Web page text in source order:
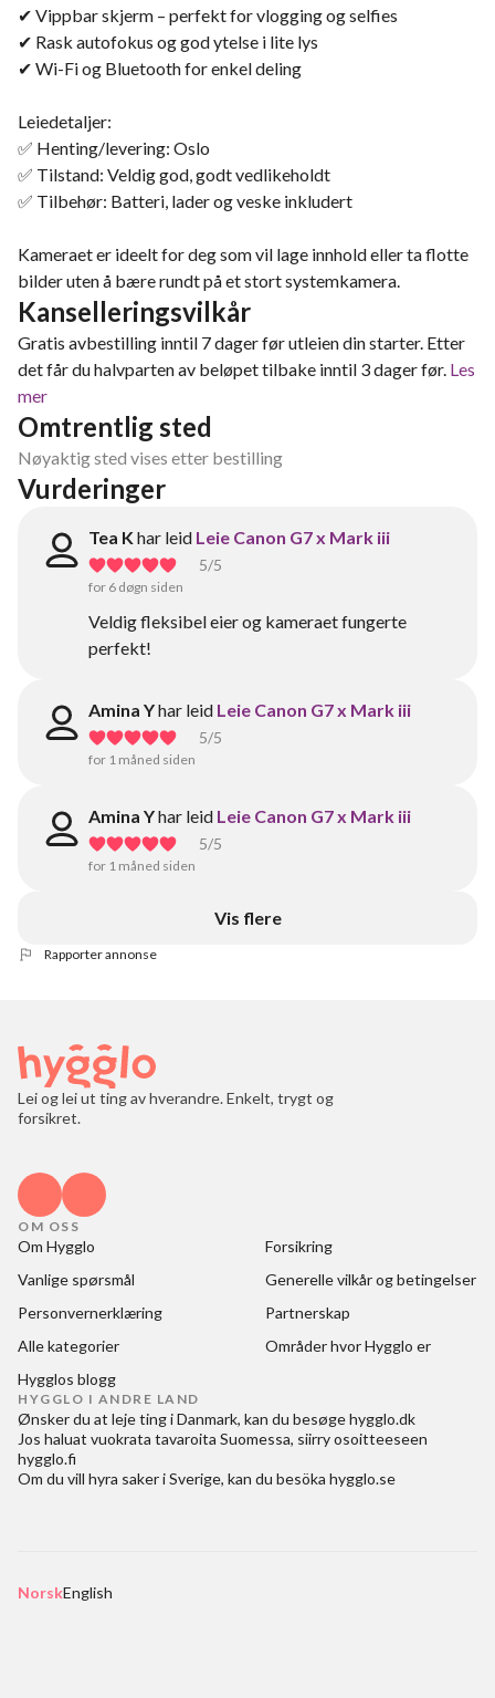
✔ Vippbar skjerm – perfekt for vlogging og selfies
✔ Rask autofokus og god ytelse i lite lys
✔ Wi-Fi og Bluetooth for enkel deling
Leiedetaljer:
✅ Henting/levering: Oslo
✅ Tilstand: Veldig god, godt vedlikeholdt
✅ Tilbehør: Batteri, lader og veske inkludert
Kameraet er ideelt for deg som vil lage innhold eller ta flotte
bilder uten å bære rundt på et stort systemkamera.
Kanselleringsvilkår
Gratis avbestilling inntil 7 dager før utleien din starter. Etter
det får du halvparten av beløpet tilbake inntil 3 dager før. Les
mer
Omtrentlig sted
Nøyaktig sted vises etter bestilling
Vurderinger
Tea K har leid Leie Canon G7 x Mark iii
5/5
for 6 døgn siden
Veldig fleksibel eier og kameraet fungerte
perfekt!
Amina Yhar leid Leie Canon G7 x Mark iii
5/5
for 1 måned siden
Amina Yhar leid Leie Canon G7 x Mark iii
5/5
for 1 måned siden
Vis flere
Rapporter annonse
Lei og lei ut ting av hverandre. Enkelt, trygt og
forsikret.
OM OSS
Om Hygglo
Forsikring
Vanlige spørsmål
Generelle vilkår og betingelser
Personvernerklæring
Partnerskap
Alle kategorier
Områder hvor Hygglo er
Hygglos blogg
HYGGLO I ANDRE LAND
Ønsker du at leje ting i Danmark, kan du besøgehygglo.dk
Jos haluat vuokrata tavaroita Suomessa, siirry osoitteeseen
hygglo.fi
Om du vill hyra saker i Sverige, kan du besöka hygglo.se
NorskEnglish